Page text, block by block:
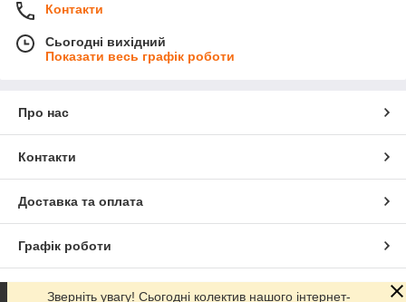
Контакти
Сьогодні вихідний
Показати весь графік роботи
Про нас
Контакти
Доставка та оплата
Графік роботи
Повна версія сайту
Зверніть увагу! Сьогодні колектив нашого інтернет-